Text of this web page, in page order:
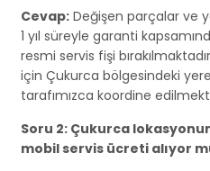
Cevap: Değişen parçalar ve
1 yıl süreyle garanti
resmi servis fişi
için Çukurca bölgesindeki
tarafımızca koordine
Soru 2: Çukurca
mobil servis ücreti alıyor